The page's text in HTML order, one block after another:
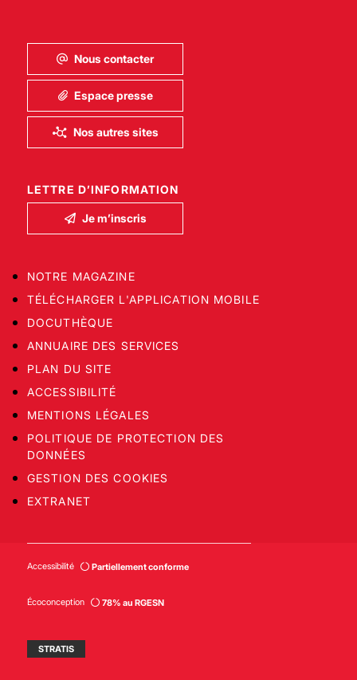
Nous contacter
Espace presse
Nos autres sites
LETTRE D’INFORMATION
Je m’inscris
NOTRE MAGAZINE
TÉLÉCHARGER L'APPLICATION MOBILE
DOCUTHÈQUE
ANNUAIRE DES SERVICES
PLAN DU SITE
ACCESSIBILITÉ
MENTIONS LÉGALES
POLITIQUE DE PROTECTION DES
DONNÉES
GESTION DES COOKIES
EXTRANET
Accessibilité Partiellement conforme
Écoconception 78% au RGESN
STRATIS